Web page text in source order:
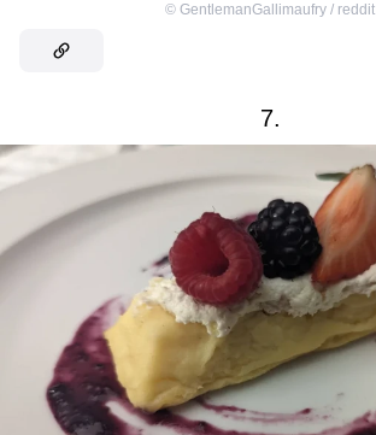
© GentlemanGallimaufry / reddit
7.